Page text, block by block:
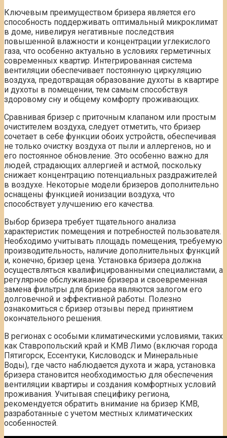
Ключевым преимуществом бризера является его
способность поддерживать оптимальный микроклимат
в доме, нивелируя негативные последствия
повышенной влажности и концентрации углекислого
газа, что особенно актуально в условиях герметичных
современных квартир. Интегрированная система
вентиляции обеспечивает постоянную циркуляцию
воздуха, предотвращая образование духоты в квартире
и духоты в помещении, тем самым способствуя
здоровому сну и общему комфорту проживающих.
Сравнивая бризер с приточным клапаном или простым
очистителем воздуха, следует отметить, что бризер
сочетает в себе функции обоих устройств, обеспечивая
не только очистку воздуха от пыли и аллергенов, но и
его постоянное обновление. Это особенно важно для
людей, страдающих аллергией и астмой, поскольку
снижает концентрацию потенциальных раздражителей
в воздухе. Некоторые модели бризеров дополнительно
оснащены функцией ионизации воздуха, что
способствует улучшению его качества.
Выбор бризера требует тщательного анализа
характеристик помещения и потребностей пользователя.
Необходимо учитывать площадь помещения, требуемую
производительность, наличие дополнительных функций
и, конечно, бризер цена. Установка бризера должна
осуществляться квалифицированными специалистами, а
регулярное обслуживание бризера и своевременная
замена фильтры для бризера являются залогом его
долговечной и эффективной работы. Полезно
ознакомиться с бризер отзывы перед принятием
окончательного решения.
В регионах с особыми климатическими условиями, таких
как Ставропольский край и КМВ Лимо (включая города
Пятигорск, Ессентуки, Кисловодск и Минеральные
Воды), где часто наблюдается духота и жара, установка
бризера становится необходимостью для обеспечения
вентиляции квартиры и создания комфортных условий
проживания. Учитывая специфику региона,
рекомендуется обратить внимание на бризер КМВ,
разработанные с учетом местных климатических
особенностей.